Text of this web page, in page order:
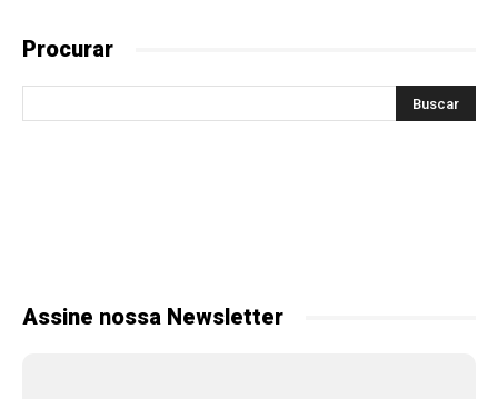
Procurar
Assine nossa Newsletter